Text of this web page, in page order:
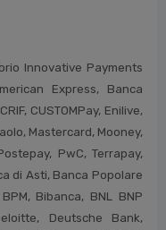
Innovative Payments
Express, Banca
CUSTOMPay, Enilive,
Mastercard, Mooney,
PwC, Terrapay,
di Asti, Banca Popolare
Bibanca, BNL BNP
Deutsche Bank,